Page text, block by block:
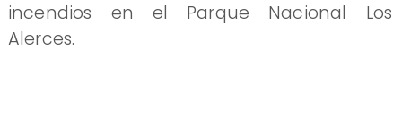
incendios en el Parque Nacional Los
Alerces.